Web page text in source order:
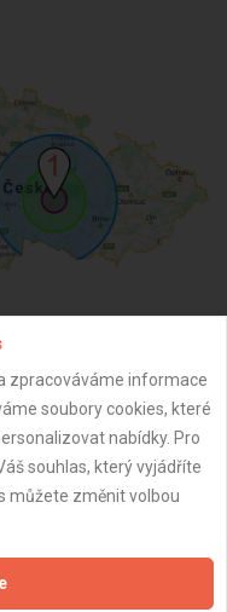
17:29:38
zpracováváme informace
soubory cookies, které
nabídky. Pro
souhlas, který vyjádříte
můžete změnit volbou